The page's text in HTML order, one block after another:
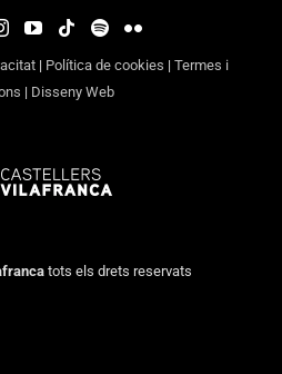
| Política de cookies | Termes i
| Disseny Web
tots els drets reservats